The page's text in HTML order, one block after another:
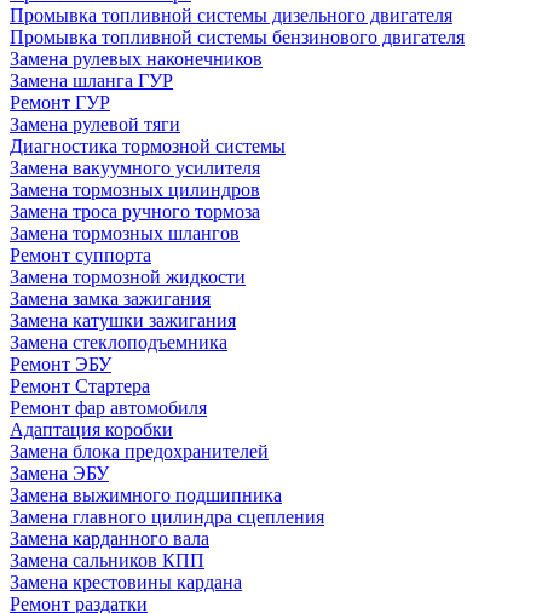
Промывка топливной системы дизельного двигателя
Промывка топливной системы бензинового двигателя
Замена рулевых наконечников
Замена шланга ГУР
Ремонт ГУР
Замена рулевой тяги
Диагностика тормозной системы
Замена вакуумного усилителя
Замена тормозных цилиндров
Замена троса ручного тормоза
Замена тормозных шлангов
Ремонт суппорта
Замена тормозной жидкости
Замена замка зажигания
Замена катушки зажигания
Замена стеклоподъемника
Ремонт ЭБУ
Ремонт Стартера
Ремонт фар автомобиля
Адаптация коробки
Замена блока предохранителей
Замена ЭБУ
Замена выжимного подшипника
Замена главного цилиндра сцепления
Замена карданного вала
Замена сальников КПП
Замена крестовины кардана
Ремонт раздатки